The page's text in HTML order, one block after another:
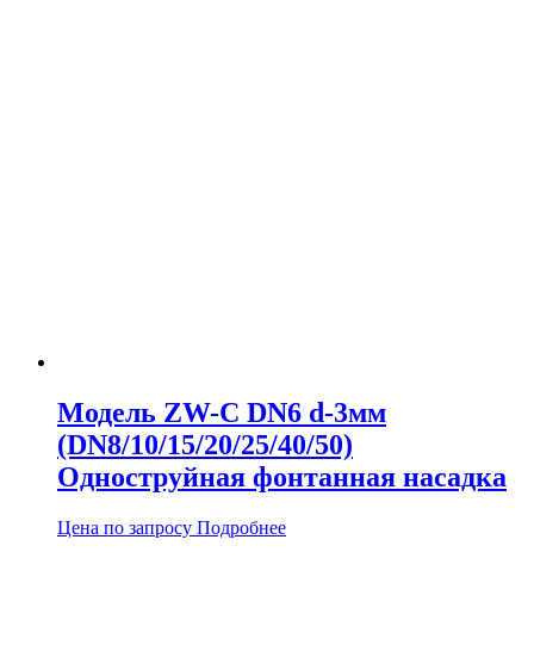
Модель ZW-С DN6 d-3мм
(DN8/10/15/20/25/40/50)
Одноструйная фонтанная насадка
Цена по запросу Подробнее